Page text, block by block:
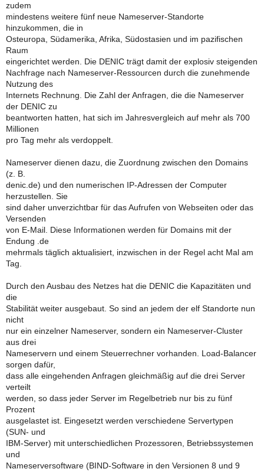
zudem
mindestens weitere fünf neue Nameserver-Standorte
hinzukommen, die in
Osteuropa, Südamerika, Afrika, Südostasien und im pazifischen
Raum
eingerichtet werden. Die DENIC trägt damit der explosiv steigenden
Nachfrage nach Nameserver-Ressourcen durch die zunehmende
Nutzung des
Internets Rechnung. Die Zahl der Anfragen, die die Nameserver
der DENIC zu
beantworten hatten, hat sich im Jahresvergleich auf mehr als 700
Millionen
pro Tag mehr als verdoppelt.
Nameserver dienen dazu, die Zuordnung zwischen den Domains
(z. B.
denic.de) und den numerischen IP-Adressen der Computer
herzustellen. Sie
sind daher unverzichtbar für das Aufrufen von Webseiten oder das
Versenden
von E-Mail. Diese Informationen werden für Domains mit der
Endung .de
mehrmals täglich aktualisiert, inzwischen in der Regel acht Mal am
Tag.
Durch den Ausbau des Netzes hat die DENIC die Kapazitäten und
die
Stabilität weiter ausgebaut. So sind an jedem der elf Standorte nun
nicht
nur ein einzelner Nameserver, sondern ein Nameserver-Cluster
aus drei
Nameservern und einem Steuerrechner vorhanden. Load-Balancer
sorgen dafür,
dass alle eingehenden Anfragen gleichmäßig auf die drei Server
verteilt
werden, so dass jeder Server im Regelbetrieb nur bis zu fünf
Prozent
ausgelastet ist. Eingesetzt werden verschiedene Servertypen
(SUN- und
IBM-Server) mit unterschiedlichen Prozessoren, Betriebssystemen
und
Nameserversoftware (BIND-Software in den Versionen 8 und 9